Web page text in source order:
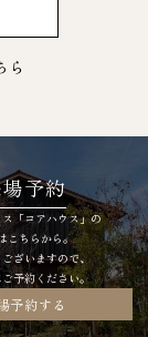
ら
予約
「コアハウス」の
こちらから。
ざいますので、
予約ください。
予約する